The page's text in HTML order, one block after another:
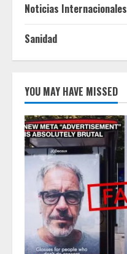
Noticias Internacionales
Sanidad
YOU MAY HAVE MISSED